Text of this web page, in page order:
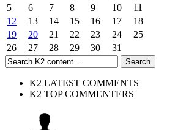
5
6 7 8 9 10
11
12
13 14 15 16 17
18
19
20 21 22 23 24
25
26
27 28 29 30 31
K2 LATEST COMMENTS
K2 TOP COMMENTERS